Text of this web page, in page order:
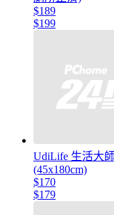
$189
$199
UdiLife 生活大
(45x180cm)
$170
$179